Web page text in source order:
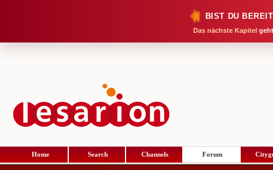
BIST DU
Das nächste Kapitel
Home Search Channels Forum